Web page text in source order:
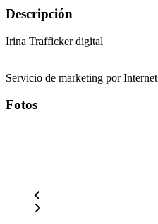
Descripción
Irina Trafficker digital
Servicio de marketing por Internet
Fotos